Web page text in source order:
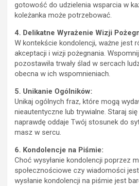
gotowość do udzielenia wsparcia w
koleżanka może potrzebować.
4. Delikatne Wyrażenie Wizji
W kontekście kondolencji, ważne jest
akceptacji i wizji pożegnania.
pozostawiła trwały ślad w sercach
obecna w ich wspomnieniach.
5. Unikanie Ogólników:
Unikaj ogólnych fraz, które mogą
nieautentyczne lub trywialne. Staraj
naprawdę oddaje Twój stosunek do
masz w sercu.
6. Kondolencje na Piśmie:
Choć wysyłanie kondolencji poprzez
społecznościowe czy wiadomości
wysłanie kondolencji na piśmie jest